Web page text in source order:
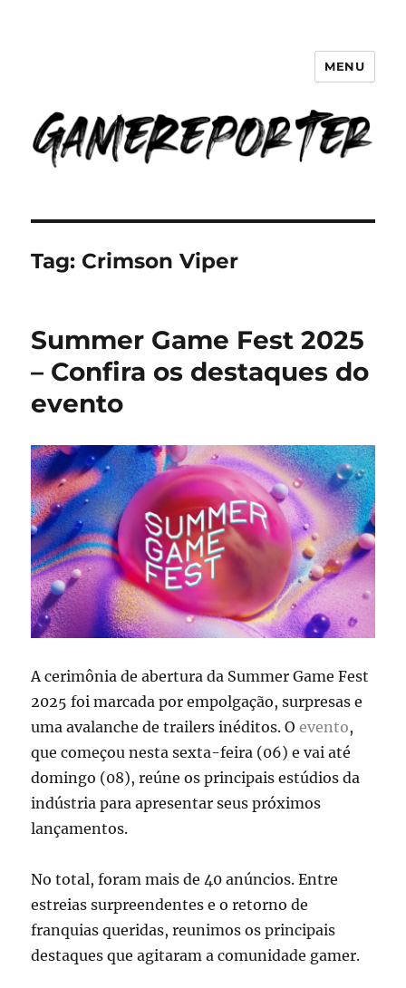
GameReporter | Cultura Gamer
MENU
Tag: Crimson Viper
Summer Game Fest 2025
– Confira os destaques do
evento
A cerimônia de abertura da Summer Game Fest
2025 foi marcada por empolgação, surpresas e
uma avalanche de trailers inéditos. Oevento,
que começou nesta sexta-feira (06) e vai até
domingo (08), reúne os principais estúdios da
indústria para apresentar seus próximos
lançamentos.
No total, foram mais de 40 anúncios. Entre
estreias surpreendentes e o retorno de
franquias queridas, reunimos os principais
destaques que agitaram a comunidade gamer.